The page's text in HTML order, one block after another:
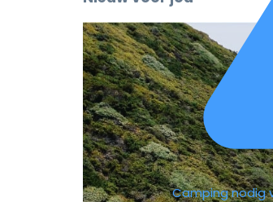
Camping nodig